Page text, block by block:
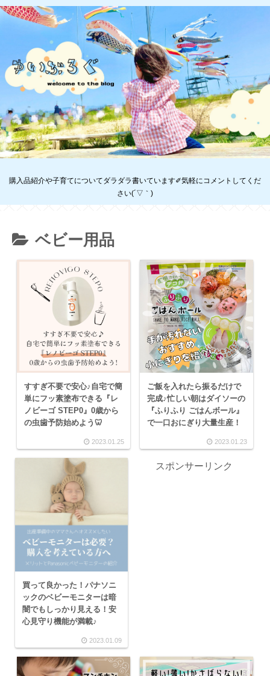
購入品紹介や子育てについてダラダラ書いています✐気軽にコメントしてくだ
さい(´▽｀)
ベビー用品
すすぎ不要で安心♪自宅で簡
単にフッ素塗布できる『レ
ノビーゴ STEP0』0歳から
の虫歯予防始めよう🦷
2023.01.25
ご飯を入れたら振るだけで
完成♪忙しい朝はダイソーの
『ふりふり ごはんボール』
で一口おにぎり大量生産！
2023.01.23
買って良かった！パナソニ
ックのベビーモニターは暗
闇でもしっかり見える！安
心見守り機能が満載♪
2023.01.09
スポンサーリンク